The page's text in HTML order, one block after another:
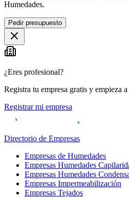
Humedades.
Pedir presupuesto
¿Eres profesional?
Registra tu empresa gratis y empieza
Registrar mi empresa
Directorio de Empresas
Empresas de Humedades
Empresas Humedades
Empresas Humedades
Empresas Impermeabilización
Empresas Tejados